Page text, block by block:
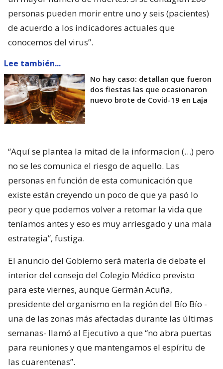
personas pueden morir entre uno y seis (pacientes)
de acuerdo a los indicadores actuales que
conocemos del virus”.
Lee también...
No hay caso: detallan que fueron
dos fiestas las que ocasionaron
nuevo brote de Covid-19 en Laja
“Aquí se plantea la mitad de la informacion (…) pero
no se les comunica el riesgo de aquello. Las
personas en función de esta comunicación que
existe están creyendo un poco de que ya pasó lo
peor y que podemos volver a retomar la vida que
teníamos antes y eso es muy arriesgado y una mala
estrategia”, fustiga.
El anuncio del Gobierno será materia de debate el
interior del consejo del Colegio Médico previsto
para este viernes, aunque Germán Acuña,
presidente del organismo en la región del Bío Bío -
una de las zonas más afectadas durante las últimas
semanas- llamó al Ejecutivo a que “no abra puertas
para reuniones y que mantengamos el espíritu de
las cuarentenas”.